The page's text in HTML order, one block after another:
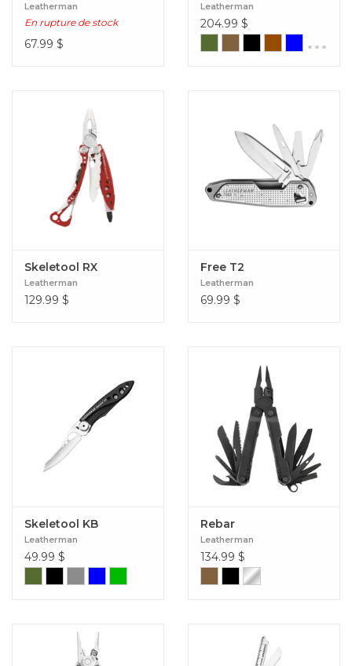
Leatherman
En rupture de stock
67.99 $
Leatherman
204.99 $
...
Skeletool RX
Leatherman
129.99 $
Free T2
Leatherman
69.99 $
Skeletool KB
Leatherman
49.99 $
Rebar
Leatherman
134.99 $